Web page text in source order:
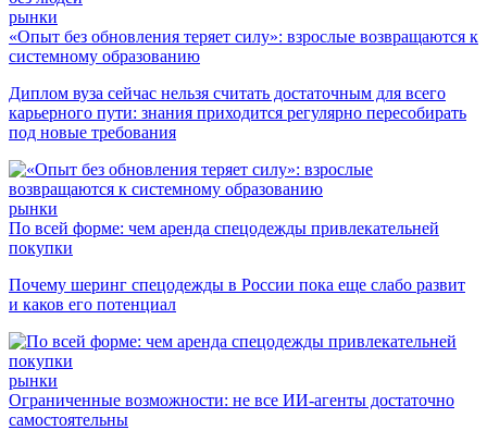
рынки
«Опыт без обновления теряет силу»: взрослые возвращаются к
системному образованию
Диплом вуза сейчас нельзя считать достаточным для всего
карьерного пути: знания приходится регулярно пересобирать
под новые требования
рынки
По всей форме: чем аренда спецодежды привлекательней
покупки
Почему шеринг спецодежды в России пока еще слабо развит
и каков его потенциал
рынки
Ограниченные возможности: не все ИИ-агенты достаточно
самостоятельны